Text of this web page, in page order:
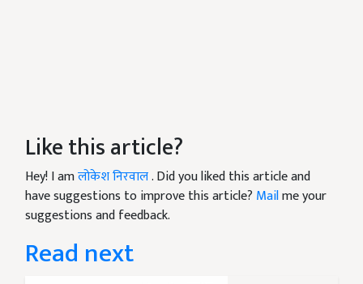
Like this article?
Hey! I amलोकेश निरवाल. Did you liked this article and
have suggestions to improve this article? Mailme your
suggestions and feedback.
Read next